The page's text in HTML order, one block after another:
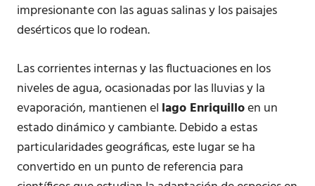
impresionante con las aguas salinas y los paisajes
desérticos que lo rodean.
Las corrientes internas y las fluctuaciones en los
niveles de agua, ocasionadas por las lluvias y la
evaporación, mantienen el lago Enriquilloen un
estado dinámico y cambiante. Debido a estas
particularidades geográficas, este lugar se ha
convertido en un punto de referencia para